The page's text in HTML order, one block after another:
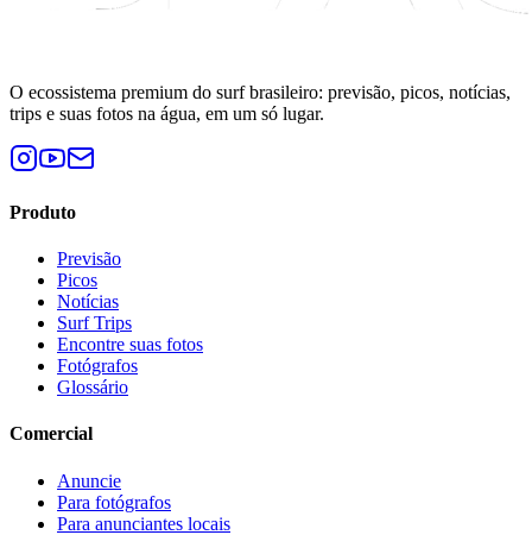
O ecossistema premium do surf brasileiro: previsão, picos, notícias,
trips e suas fotos na água, em um só lugar.
Produto
Previsão
Picos
Notícias
Surf Trips
Encontre suas fotos
Fotógrafos
Glossário
Comercial
Anuncie
Para fotógrafos
Para anunciantes locais